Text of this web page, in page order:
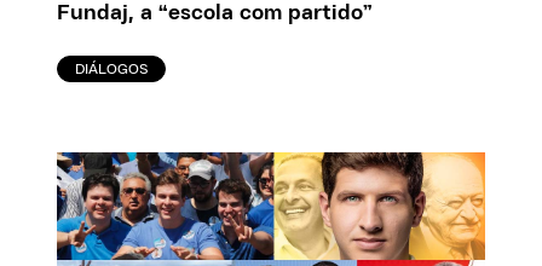
Fundaj, a “escola com partido”
DIÁLOGOS